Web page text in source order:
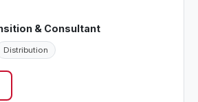
& Consultant
Distribution